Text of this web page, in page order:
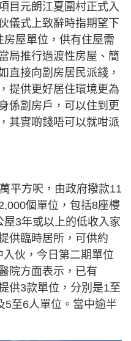
目元朗江夏圍村正式入
儀式上致辭時指期望下
屋單位，供有住屋需
局推行過渡性房屋、簡
直接向劏房居民派錢，
提供更好居住環境更為
係劏房戶，可以住到更
其實啲錢唔可以就咁派
平方呎，由政府撥款11
個單位，包括8座樓
3年或以上的低收入家
供臨時居所，可供約
伙，今日第二期單位
院方面表示，已有
供3款單位，分別是1至
5至6人單位。當中逾半